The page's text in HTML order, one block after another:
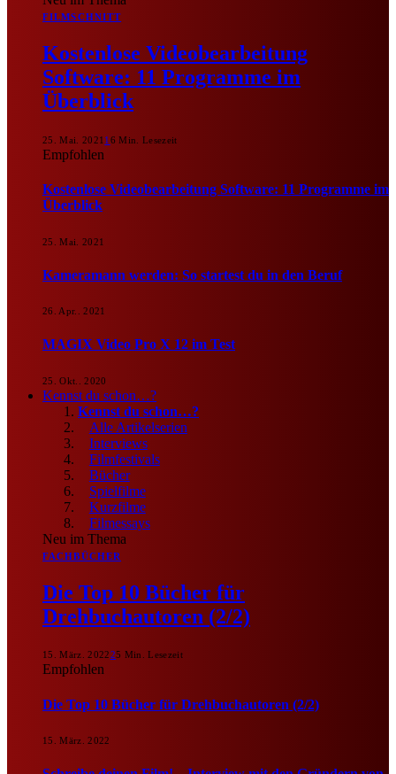
FILMSCHNITT
Kostenlose Videobearbeitung
Software: 11 Programme im
Überblick
25. Mai. 2021 1 6 Min. Lesezeit
Empfohlen
Kostenlose Videobearbeitung Software: 11 Programme im
Überblick
25. Mai. 2021
Kameramann werden: So startest du in den Beruf
26. Apr.. 2021
MAGIX Video Pro X 12 im Test
25. Okt.. 2020
Kennst du schon…?
Kennst du schon…?
Alle Artikelserien
Interviews
Filmfestivals
Bücher
Spielfilme
Kurzfilme
Filmessays
Neu im Thema
FACHBÜCHER
Die Top 10 Bücher für
Drehbuchautoren (2/2)
15. März. 202225 Min. Lesezeit
Empfohlen
Die Top 10 Bücher für Drehbuchautoren (2/2)
15. März. 2022